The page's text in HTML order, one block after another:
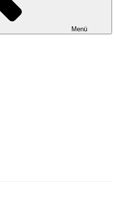
Menü